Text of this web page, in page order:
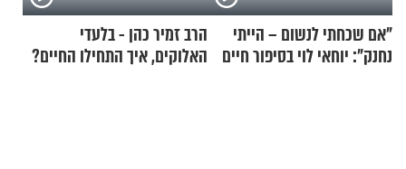
"אם שכחתי לנשום – הייתי
נחנק": יוחאי לוי בסיפור חיים
הרב זמיר כהן - בלעדי
האלוקים, איך התחילו החיים?